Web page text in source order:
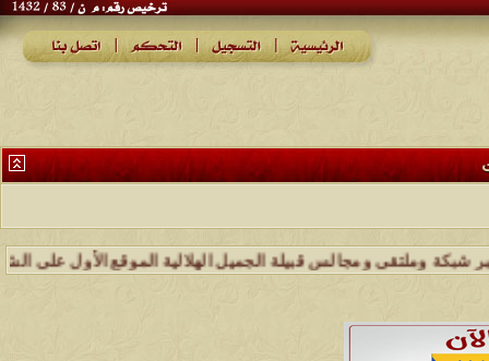
ومجالس قبيلة الجميل الهلالية الموقع الأول على الشبكة